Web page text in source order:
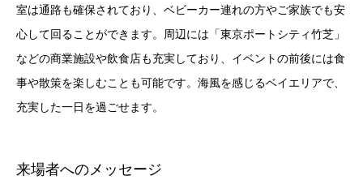
室は通路も確保されており、ベビーカー連れの方やご家族でも安
心して回ることができます。周辺には「東京ポートシティ竹芝」
などの商業施設や飲食店も充実しており、イベントの前後には食
事や散策を楽しむことも可能です。海風を感じるベイエリアで、
充実した一日を過ごせます。
来場者へのメッセージ